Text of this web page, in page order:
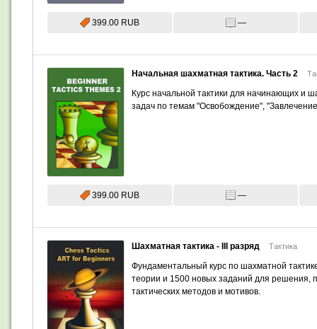
399.00 RUB —
Начальная шахматная тактика. Часть 2
Курс начальной тактики для начинающих и
задач по темам "Освобождение",
399.00 RUB —
Шахматная тактика - III разряд Тактика
Фундаментальный курс по шахматной
теории и 1500 новых заданий для
тактических методов и мотивов.